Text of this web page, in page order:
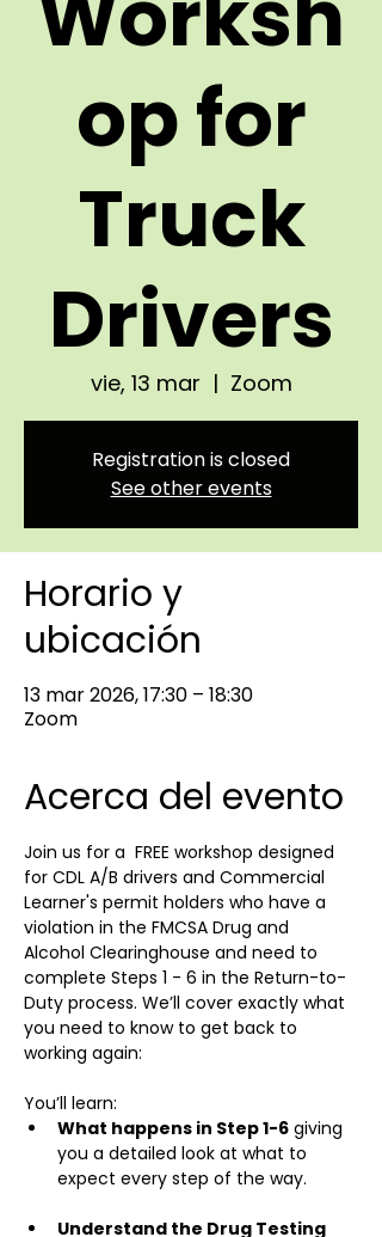
op for
Truck
Drivers
vie, 13 mar
  |
Zoom
Registration is closed
See other events
Horario y
ubicación
13 mar 2026, 17:30 – 18:30
Zoom
Acerca del evento
Join us for a  FREE workshop designed
for CDL A/B drivers and Commercial
Learner's permit holders who have a
violation in the FMCSA Drug and
Alcohol Clearinghouse and need to
complete Steps 1 - 6 in the Return-to-
Duty process. We’ll cover exactly what
you need to know to get back to
working again:
You’ll learn:
What happens in Step 1-6 giving
you a detailed look at what to
expect every step of the way.
Understand the Drug Testing